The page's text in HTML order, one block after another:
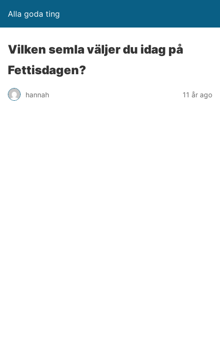
Alla goda ting
Vilken semla väljer du idag på
Fettisdagen?
hannah 11 år ago